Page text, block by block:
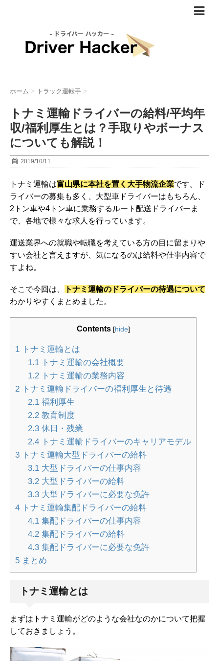
ホーム > トラック運転手 >
トナミ運輸ドライバーの給料/平均年
収/福利厚生とは？手取りやボーナス
についても解説！
2019/10/11
トナミ運輸は富山県に本社を置く大手物流企業です。ド
ライバーの募集も多く、大型車ドライバーはもちろん、
2トン車や4トン車に乗務するルート配送ドライバーま
で、各地で様々な求人を行っています。
運送業界への就職や転職を考えている方の目に留まりや
すい会社と言えますが、気になるのは給料や仕事内容で
すよね。
そこで今回は、
トナミ運輸のドライバーの待遇について
わかりやすくまとめました。
Contents [hide]
1 トナミ運輸とは
1.1トナミ運輸の会社概要
1.2トナミ運輸の業務内容
2 トナミ運輸ドライバーの福利厚生と待遇
2.1福利厚生
2.2教育制度
2.3休日・残業
2.4トナミ運輸ドライバーのキャリアモデル
3 トナミ運輸大型ドライバーの給料
3.1大型ドライバーの仕事内容
3.2大型ドライバーの給料
3.3大型ドライバーに必要な免許
4 トナミ運輸集配ドライバーの給料
4.1集配ドライバーの仕事内容
4.2集配ドライバーの給料
4.3集配ドライバーに必要な免許
5 まとめ
トナミ運輸とは
まずはトナミ運輸がどのような会社なのかについて把握
しておきましょう。